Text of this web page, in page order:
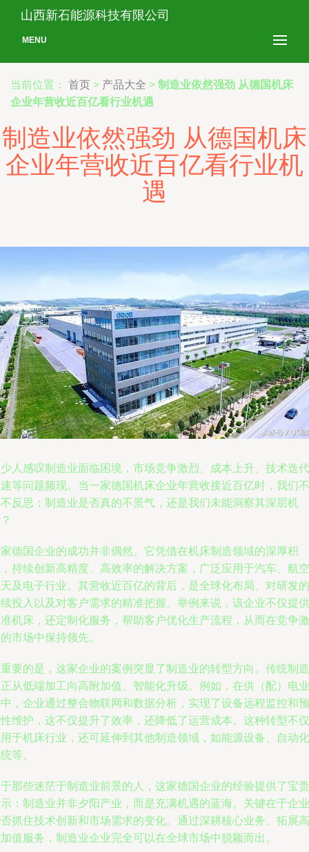
山西新石能源科技有限公司
MENU
当前位置： 首页 > 产品大全 > 制造业依然强劲 从德国机床
企业年营收近百亿看行业机遇
制造业依然强劲 从德国机床
企业年营收近百亿看行业机
遇
人感叹制造业面临困境，市场竞争激烈、成本上升、技术迭代
等问题频现。当一家德国机床企业年营收接近百亿时，我们不
反思：制造业是否真的不景气，还是我们未能洞察其深层机
德国企业的成功并非偶然。它凭借在机床制造领域的深厚积
持续创新高精度、高效率的解决方案，广泛应用于汽车、航空
及电子行业。其营收近百亿的背后，是全球化布局、对研发的
投入以及对客户需求的精准把握。举例来说，该企业不仅提供
机床，还定制化服务，帮助客户优化生产流程，从而在竞争激
市场中保持领先。
要的是，这家企业的案例突显了制造业的转型方向。传统制造
从低端加工向高附加值、智能化升级。例如，在供（配）电业
，企业通过整合物联网和数据分析，实现了设备远程监控和预
维护，这不仅提升了效率，还降低了运营成本。这种转型不仅
于机床行业，还可延伸到其他制造领域，如能源设备、自动化
等。
那些迷茫于制造业前景的人，这家德国企业的经验提供了宝贵
：制造业并非夕阳产业，而是充满机遇的蓝海。关键在于企业
抓住技术创新和市场需求的变化。通过深耕核心业务、拓展高
值服务，制造业企业完全可以在全球市场中脱颖而出。